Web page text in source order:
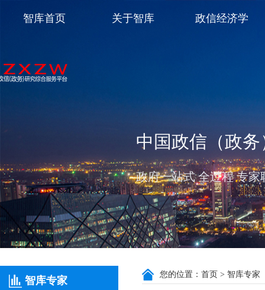
中国政信（政
政府一站式 全过程 专
智库首页 关于智库 政信经济学
智库专家
您的位置： 首页 > 智库专家